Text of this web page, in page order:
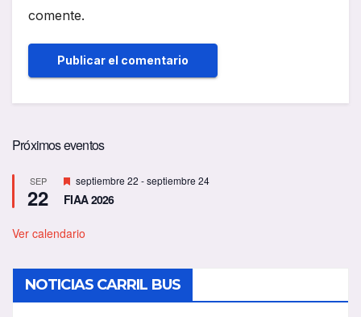
comente.
Próximos eventos
SEP
22
D
e
s
a
d
o
septiembre 22 -septiembre 24
FIAA 2026
Ver calendario
NOTICIAS CARRIL BUS